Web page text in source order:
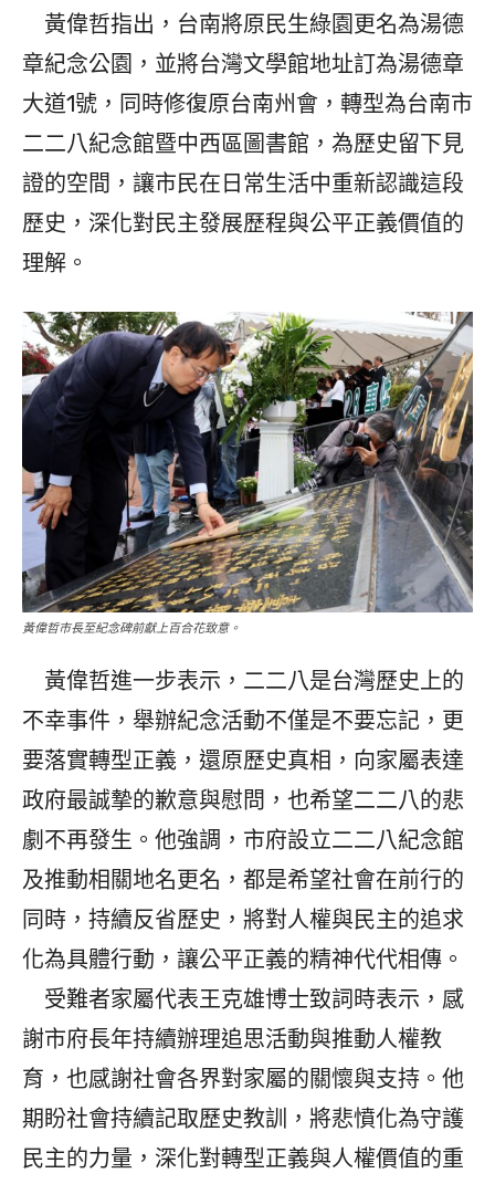
黃偉哲指出，台南將原民生綠園更名為湯德
章紀念公園，並將台灣文學館地址訂為湯德章
大道1號，同時修復原台南州會，轉型為台南市
二二八紀念館暨中西區圖書館，為歷史留下見
證的空間，讓市民在日常生活中重新認識這段
歷史，深化對民主發展歷程與公平正義價值的
理解。
黃偉哲市長至紀念碑前獻上百合花致意。
黃偉哲進一步表示，二二八是台灣歷史上的
不幸事件，舉辦紀念活動不僅是不要忘記，更
要落實轉型正義，還原歷史真相，向家屬表達
政府最誠摯的歉意與慰問，也希望二二八的悲
劇不再發生。他強調，市府設立二二八紀念館
及推動相關地名更名，都是希望社會在前行的
同時，持續反省歷史，將對人權與民主的追求
化為具體行動，讓公平正義的精神代代相傳。
受難者家屬代表王克雄博士致詞時表示，感
謝市府長年持續辦理追思活動與推動人權教
育，也感謝社會各界對家屬的關懷與支持。他
期盼社會持續記取歷史教訓，將悲憤化為守護
民主的力量，深化對轉型正義與人權價值的重